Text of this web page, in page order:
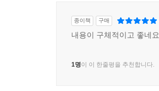
종이책 구매
내용이 구체적이고 좋네요
1명이 이 한줄평을 추천합니다.